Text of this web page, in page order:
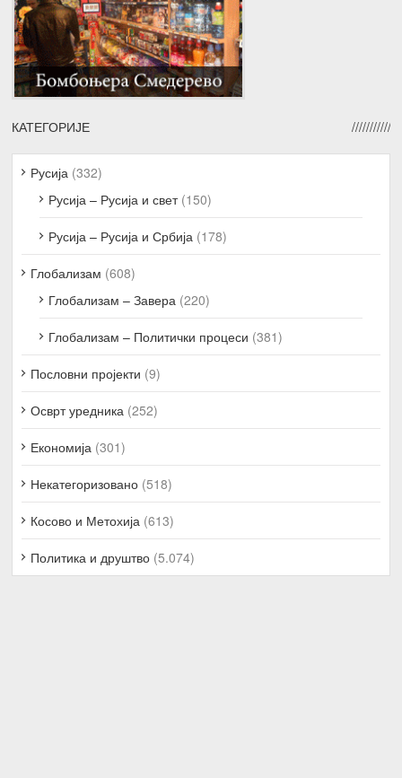
КАТЕГОРИЈЕ
Русија (332)
Русија – Русија и свет(150)
Русија – Русија и Србија (178)
Глобализам (608)
Глобализам – Завера (220)
Глобализам – Политички процеси (381)
Пословни пројекти (9)
Осврт уредника (252)
Економија (301)
Некатегоризовано (518)
Косово и Метохија (613)
Политика и друштво (5.074)